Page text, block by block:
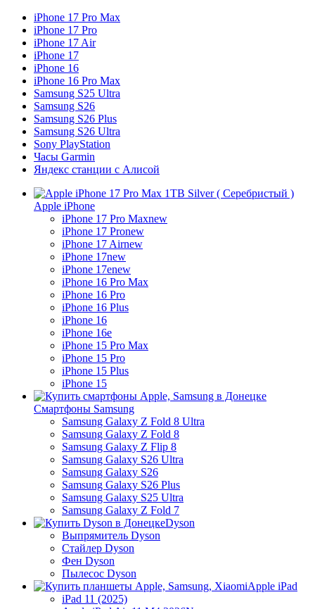
iPhone 17 Pro Max
iPhone 17 Pro
iPhone 17 Air
iPhone 17
iPhone 16
iPhone 16 Pro Max
Samsung S25 Ultra
Samsung S26
Samsung S26 Plus
Samsung S26 Ultra
Sony PlayStation
Часы Garmin
Яндекс станции с Алисой
Apple iPhone
iPhone 17 Pro Maxnew
iPhone 17 Pronew
iPhone 17 Airnew
iPhone 17new
iPhone 17enew
iPhone 16 Pro Max
iPhone 16 Pro
iPhone 16 Plus
iPhone 16
iPhone 16e
iPhone 15 Pro Max
iPhone 15 Pro
iPhone 15 Plus
iPhone 15
Смартфоны Samsung
Samsung Galaxy Z Fold 8 Ultra
Samsung Galaxy Z Fold 8
Samsung Galaxy Z Flip 8
Samsung Galaxy S26 Ultra
Samsung Galaxy S26
Samsung Galaxy S26 Plus
Samsung Galaxy S25 Ultra
Samsung Galaxy Z Fold 7
Dyson
Выпрямитель Dyson
Стайлер Dyson
Фен Dyson
Пылесос Dyson
Apple iPad
iPad 11 (2025)